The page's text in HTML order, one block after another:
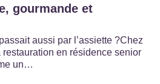
gourmande et
aussi par l’assiette ?Chez
restauration en résidence senior
un…